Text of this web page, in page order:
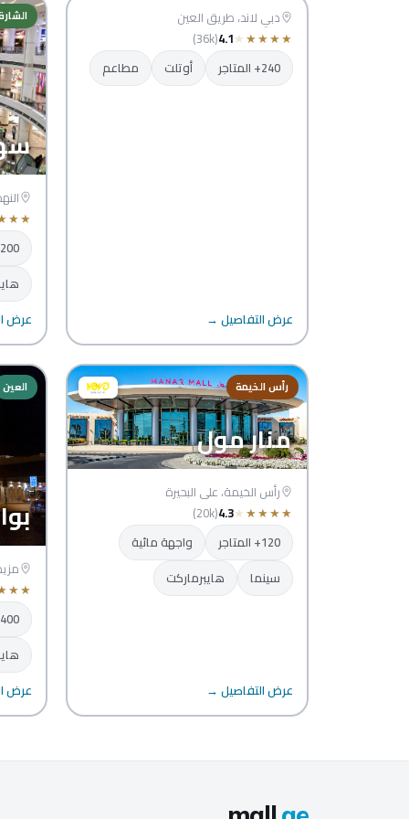
دبيدبي لاند، طريق العين
★
★
★
★
★
4.1
(36k)
240+ المتاجر
أوتلت مطاعم
عرض التفاصيل →
★
★
200+ المتاجر
عرض
رأس الخيمة
منار مول
رأس الخيمة، على البحيرة
★
★
★
★
★
4.3
(20k)
120+ المتاجر
واجهة مائية
سينما
هايبرماركت
عرض التفاصيل →
العين
★
★
400+ المتاجر
عرض